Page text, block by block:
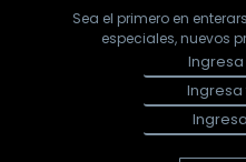
Sea el primero en
especiales, nuevos